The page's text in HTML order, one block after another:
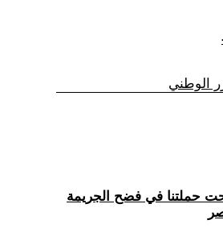
الوطني
حملتنا في فضح الجريمة